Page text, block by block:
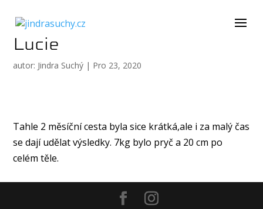
Lucie
autor: Jindra Suchý | Pro 23, 2020
Tahle 2 měsíční cesta byla sice krátká,ale i za malý čas
se dají udělat výsledky. 7kg bylo pryč a 20 cm po
celém těle.